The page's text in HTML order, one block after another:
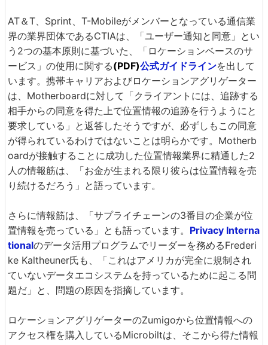
AT＆T、Sprint、T-Mobileがメンバーとなっている通信業
界の業界団体であるCTIAは、「ユーザー通知と同意」とい
う2つの基本原則に基づいた、「ロケーションベースのサ
ービス」の使用に関する(PDF)公式ガイドラインを出して
います。携帯キャリアおよびロケーションアグリゲーター
は、Motherboardに対して「クライアントには、追跡する
相手からの同意を得た上で位置情報の追跡を行うようにと
要求している」と返答したそうですが、必ずしもこの同意
が得られているわけではないことは明らかです。Motherb
oardが接触することに成功した位置情報業界に精通した2
人の情報筋は、「お金が生まれる限り彼らは位置情報を売
り続けるだろう」と語っています。
さらに情報筋は、「サプライチェーンの3番目の企業が位
置情報を売っている」とも語っています。 Privacy Interna
tionalのデータ活用プログラムでリーダーを務めるFrederi
ke Kaltheuner氏も、「これはアメリカが完全に規制され
ていないデータエコシステムを持っているために起こる問
題だ」と、問題の原因を指摘しています。
ロケーションアグリゲーターのZumigoから位置情報への
アクセス権を購入しているMicrobiltは、そこから得た情報